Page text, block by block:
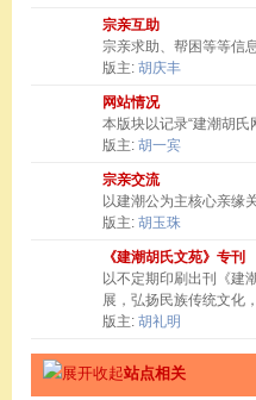
宗亲互助
宗亲求助、帮困等等信
版主: 胡庆丰
网站情况
本版块以记录“建潮胡氏
版主: 胡一宾
宗亲交流
以建潮公为主核心亲缘
版主: 胡玉珠
《建潮胡氏文苑》专刊
以不定期印刷出刊《建
展，弘扬民族传统文化
版主: 胡礼明
站点相关